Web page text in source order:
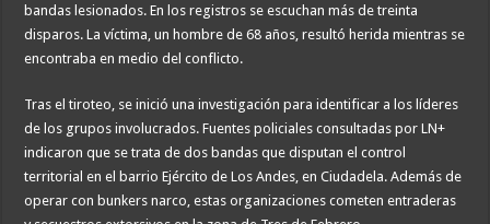
bandas lesionados. En los registros se escuchan más de treinta
disparos. La víctima, un hombre de 68 años, resultó herida mientras se
encontraba en medio del conflicto.
Tras el tiroteo, se inició una investigación para identificar a los líderes
de los grupos involucrados. Fuentes policiales consultadas por LN+
indicaron que se trata de dos bandas que disputan el control
territorial en el barrio Ejército de Los Andes, en Ciudadela. Además de
operar con bunkers narco, estas organizaciones cometen entraderas